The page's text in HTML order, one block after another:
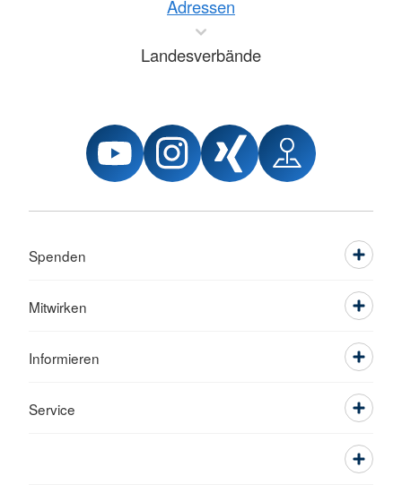
Adressen
Landesverbände
Spenden
Mitwirken
Informieren
Service